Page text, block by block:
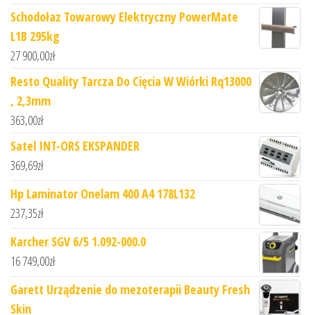
Schodołaz Towarowy Elektryczny PowerMate
L1B 295kg
27 900,00zł
Resto Quality Tarcza Do Cięcia W Wiórki Rq13000
, 2,3mm
363,00zł
Satel INT-ORS EKSPANDER
369,69zł
Hp Laminator Onelam 400 A4 178L132
237,35zł
Karcher SGV 6/5 1.092-000.0
16 749,00zł
Garett Urządzenie do mezoterapii Beauty Fresh
Skin